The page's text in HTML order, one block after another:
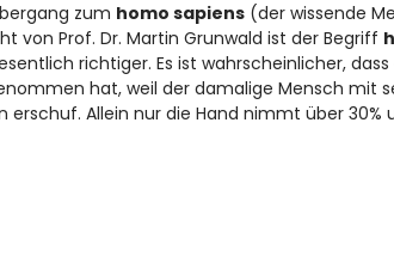
zum homo sapiens (der wissende
von Prof. Dr. Martin Grunwald ist der Begriff
richtiger. Es ist wahrscheinlicher,
hat, weil der damalige Mensch mit
erschuf. Allein nur die Hand nimmt über 30%